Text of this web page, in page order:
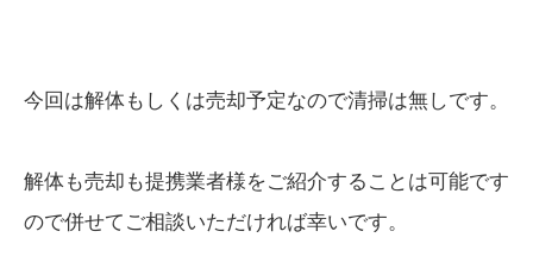
今回は解体もしくは売却予定なので清掃は無しです。
解体も売却も提携業者様をご紹介することは可能です
ので併せてご相談いただければ幸いです。